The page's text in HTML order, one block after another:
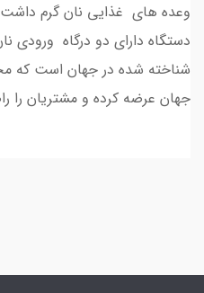
وعده های غذایی نان گرم داشت
دستگاه دارای دو درگاه ورودی
شناخته شده در جهان است که
جهان عرضه کرده و مشتریان را